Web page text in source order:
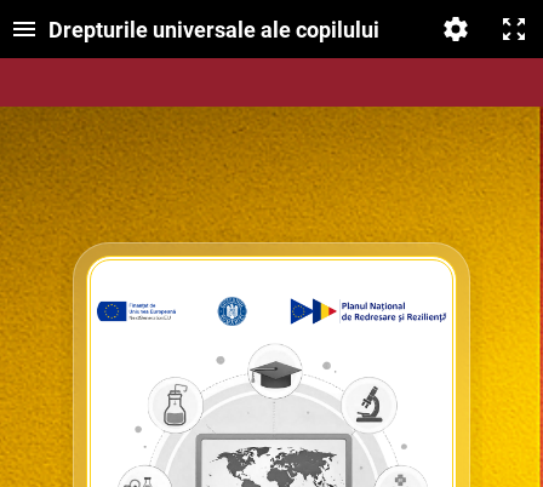
Drepturile universale ale copilului